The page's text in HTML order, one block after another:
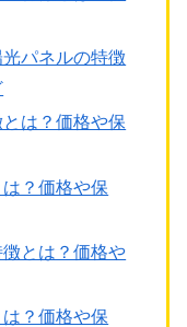
パネルの特徴
は？価格や保
？価格や保
とは？価格や
？価格や保